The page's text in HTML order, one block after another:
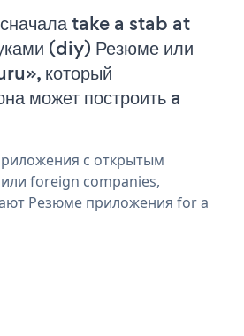
take a stab at
(diy) Резюме или
который
может построить a
с открытым
foreign companies,
Резюме приложения for a